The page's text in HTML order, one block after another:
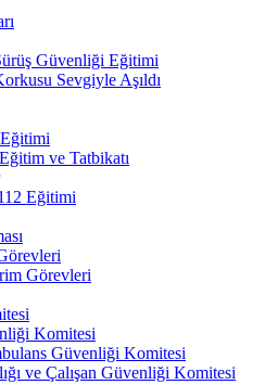
Güvenliği Eğitimi
Sevgiyle Aşıldı
ve Tatbikatı
Eğitimi
Görevleri
Komitesi
Güvenliği Komitesi
ve Çalışan Güvenliği Komitesi